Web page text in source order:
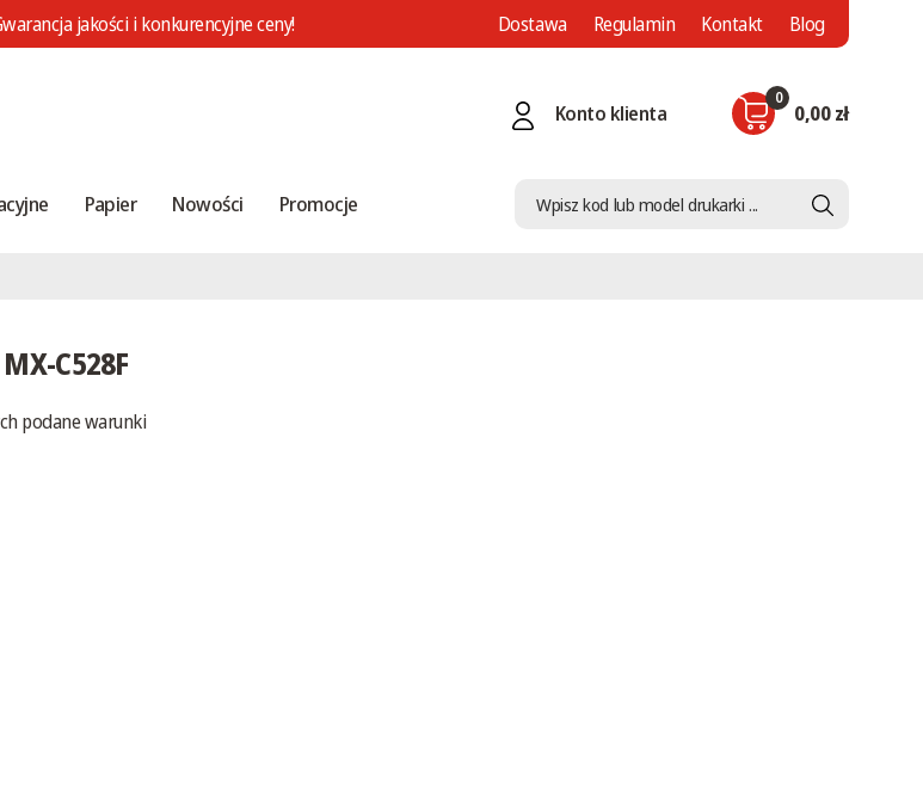
jakości i konkurencyjne ceny! Dostawa Regulamin Kontakt Blog
Konto klienta
0
0,00 zł
Papier Nowości Promocje
C528F
podane warunki